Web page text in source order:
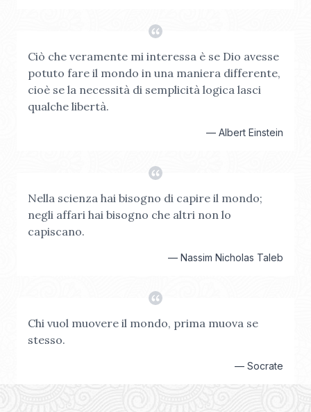
Ciò che veramente mi interessa è se Dio avesse
potuto fare il mondo in una maniera differente,
cioè se la necessità di semplicità logica lasci
qualche libertà.
— Albert Einstein
Nella scienza hai bisogno di capire il mondo;
negli affari hai bisogno che altri non lo
capiscano.
— Nassim Nicholas Taleb
Chi vuol muovere il mondo, prima muova se
stesso.
— Socrate